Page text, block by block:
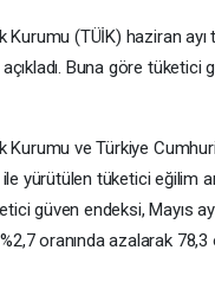
Kurumu (TÜİK) haziran ayı
Buna göre tüketici
Kurumu ve Türkiye
ile yürütülen tüketici eğilim
güven endeksi, Mayıs
oranında azalarak